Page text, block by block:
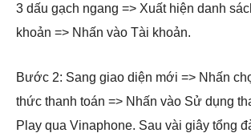
3 dấu gạch ngang => Xuất hiện danh
khoản => Nhấn vào Tài khoản.
Bước 2: Sang giao diện mới => Nhấn
thức thanh toán => Nhấn vào Sử dụng
Play qua Vinaphone. Sau vài giây tổng